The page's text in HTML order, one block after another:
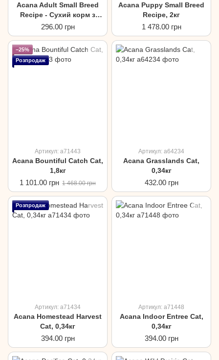
Acana Adult Small Breed
Recipe - Сухий корм з
Куркою для малих порід
собак
296.00 грн
Acana Puppy Small Breed
Recipe, 2кг
1 478.00 грн
−25%
Розпродаж
Артикул: a71443
Acana Bountiful Catch Cat,
1,8кг
1 101.00 грн 1 468.00 грн
Артикул: a64234
Acana Grasslands Cat,
0,34кг
432.00 грн
Розпродаж
Артикул: a71434
Acana Homestead Harvest
Cat, 0,34кг
394.00 грн
Артикул: a71448
Acana Indoor Entree Cat,
0,34кг
394.00 грн